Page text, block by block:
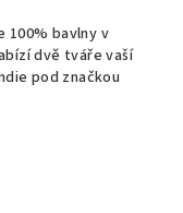
100% bavlny v
dvě tváře vaší
pod značkou